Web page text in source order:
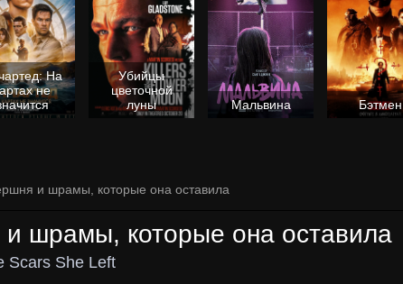
На
не
Убийцы
цветочной
луны
Мальвина Бэтмен
и шрамы, которые она оставила
шрамы, которые она оставила
Scars She Left